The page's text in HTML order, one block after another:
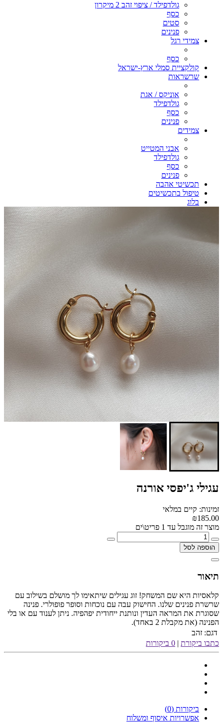
גולדפילד / ציפוי זהב 2 מיקרון
כסף
סטים
פנינים
צמידי רגל
כסף
קולקציית סמלי ארץ-ישראל
שרשראות
אוניקס / אגת
גולדפילד
כסף
פנינים
צמידים
אבני המטייט
גולדפילד
כסף
פנינים
תכשיטי אהבה
טיפול בתכשיטים
בלוג
עגילי ג'יפסי אורנה
זמינות: קיים במלאי
₪185.00
מוצר זה מוגבל עד 1 פריט\ים
הוספה לסל
תיאור
קלאסיות היא שם המשחק! זוג עגילים שיתאימו לך מושלם בשילוב עם
שרשרת פנינים שלנו. החישוק עבה עם נוכחות וסופר פופולרי. פנינה
שסוגרת את המראה העדין ונותנת ייחודית יפהפיה. ניתן לענוד עם או בלי
הפנינה (את מקבלת 2 באחד).
דגם: זהב
כתבו ביקורת | 0 ביקורות
ביקורות (0)
אפשרויות איסוף ומשלוח